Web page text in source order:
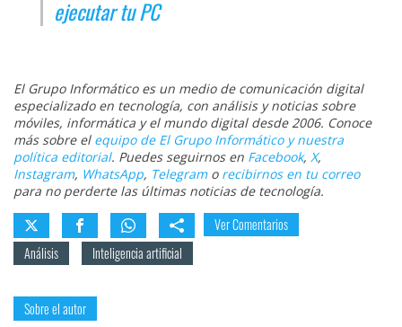
ejecutar tu PC
El Grupo Informático es un medio de comunicación digital
especializado en tecnología, con análisis y noticias sobre
móviles, informática y el mundo digital desde 2006. Conoce
más sobre el equipo de El Grupo Informático y nuestra
política editorial. Puedes seguirnos en Facebook, X,
Instagram, WhatsApp, Telegramo recibirnos en tu correo
para no perderte las últimas noticias de tecnología.
Ver Comentarios
Análisis
Inteligencia artificial
Sobre el autor